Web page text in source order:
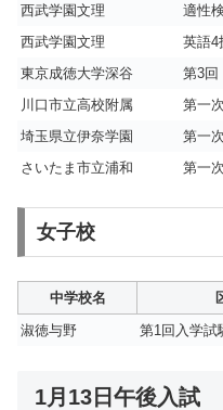
西武学園文理
適性
西武学園文理
英語4
東京成徳大学深谷
第3回
川口市立高校附属
第一
埼玉県立伊奈学園
第一
さいたま市立浦和
第一
女子校
中学校名
淑徳与野
第1回入学試
1月13日午後入試